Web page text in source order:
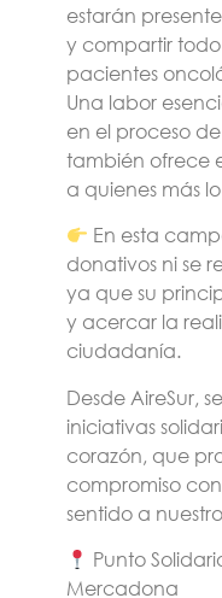
estarán
y compartir
pacientes
Una labor
en el proceso
también ofrece
a quienes más
En esta
donativos ni se
ya que su
y acercar la
ciudadanía.
Desde AireSur,
iniciativas
corazón, que
compromiso
sentido a
Punto
Mercadona